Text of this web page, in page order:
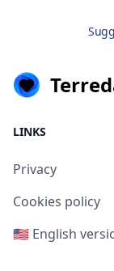
LINKS
Privacy
Cookies policy
🇺🇸 English